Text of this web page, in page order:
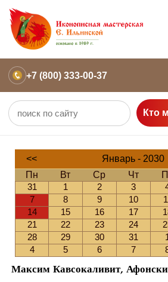
+7 (800) 333-00-37
Кто
<< Январь - 2030
Пн
Вт Ср Чт
31
1 2 3
7
8 9 10
14
15 16 17
21
22 23 24
28
29 30 31
4
5 6 7
Максим Кавсокаливит,